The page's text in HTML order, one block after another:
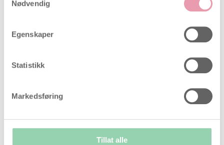
Nødvendig
Egenskaper
Statistikk
Markedsføring
Tillat alle